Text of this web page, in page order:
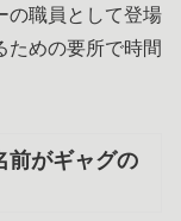
の職員として登場
ための要所で時間
前がギャグの